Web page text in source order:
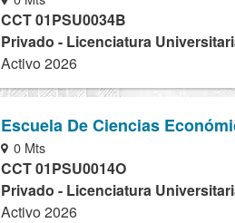
CCT 01PSU0034B
Privado - Licenciatura
Activo 2026
Escuela De Ciencias
0 Mts
CCT 01PSU0014O
Privado - Licenciatura
Activo 2026